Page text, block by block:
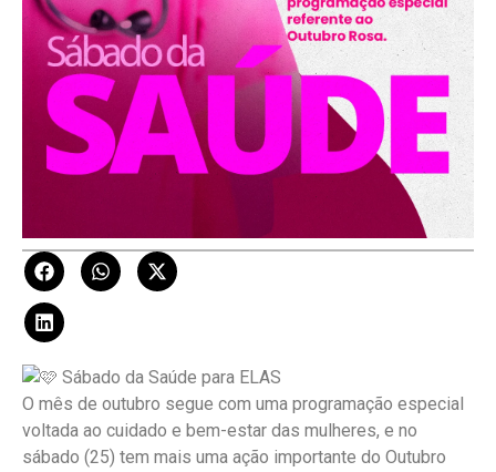
Sábado da Saúde para ELAS
O mês de outubro segue com uma programação especial
voltada ao cuidado e bem-estar das mulheres, e no
sábado (25) tem mais uma ação importante do Outubro